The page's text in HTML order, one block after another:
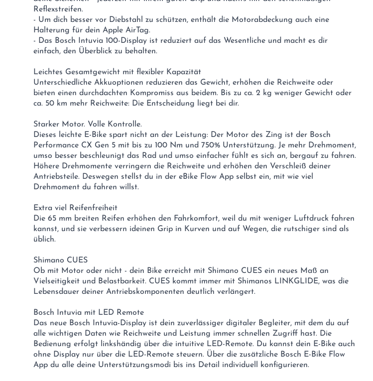
Reflexstreifen.
- Um dich besser vor Diebstahl zu schützen, enthält die Motorabdeckung auch eine
Halterung für dein Apple AirTag.
- Das Bosch Intuvia 100-Display ist reduziert auf das Wesentliche und macht es dir
einfach, den Überblick zu behalten.
Leichtes Gesamtgewicht mit flexibler Kapazität
Unterschiedliche Akkuoptionen reduzieren das Gewicht, erhöhen die Reichweite oder
bieten einen durchdachten Kompromiss aus beidem. Bis zu ca. 2 kg weniger Gewicht oder
ca. 50 km mehr Reichweite: Die Entscheidung liegt bei dir.
Starker Motor. Volle Kontrolle.
Dieses leichte E-Bike spart nicht an der Leistung: Der Motor des Zing ist der Bosch
Performance CX Gen 5 mit bis zu 100 Nm und 750% Unterstützung. Je mehr Drehmoment,
umso besser beschleunigt das Rad und umso einfacher fühlt es sich an, bergauf zu fahren.
Höhere Drehmomente verringern die Reichweite und erhöhen den Verschleiß deiner
Antriebsteile. Deswegen stellst du in der eBike Flow App selbst ein, mit wie viel
Drehmoment du fahren willst.
Extra viel Reifenfreiheit
Die 65 mm breiten Reifen erhöhen den Fahrkomfort, weil du mit weniger Luftdruck fahren
kannst, und sie verbessern ideinen Grip in Kurven und auf Wegen, die rutschiger sind als
üblich.
Shimano CUES
Ob mit Motor oder nicht - dein Bike erreicht mit Shimano CUES ein neues Maß an
Vielseitigkeit und Belastbarkeit. CUES kommt immer mit Shimanos LINKGLIDE, was die
Lebensdauer deiner Antriebskomponenten deutlich verlängert.
Bosch Intuvia mit LED Remote
Das neue Bosch Intuvia-Display ist dein zuverlässiger digitaler Begleiter, mit dem du auf
alle wichtigen Daten wie Reichweite und Leistung immer schnellen Zugriff hast. Die
Bedienung erfolgt linkshändig über die intuitive LED-Remote. Du kannst dein E-Bike auch
ohne Display nur über die LED-Remote steuern. Über die zusätzliche Bosch E-Bike Flow
App du alle deine Unterstützungsmodi bis ins Detail individuell konfigurieren.